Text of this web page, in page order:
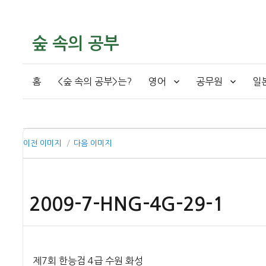
숲 속의 공부
홈 <숲 속의 공부>는? 영어 공무원 일
이전 이미지 다음 이미지
2009-7-HNG-4G-29-1
제7회 한능검 4급 수원 화성